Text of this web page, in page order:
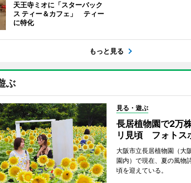
天王寺ミオに「スターバック
ス ティー＆カフェ」 ティー
に特化
もっと見る
ぶ
見る・遊ぶ
長居植物園で2万
リ見頃 フォトス
大阪市立長居植物園（大
園内）で現在、夏の風物
頃を迎えている。